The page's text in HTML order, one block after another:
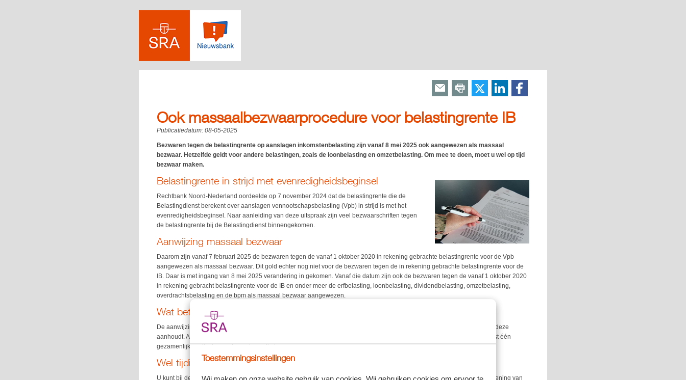
Toestemmingsinstellingen
Ook massaalbezwaarprocedure voor belastingrente IB
Publicatiedatum:08-05-2025
Bezwaren tegen de belastingrente op aanslagen inkomstenbelasting zijn vanaf 8 mei 2025 ook aangewezen als massaal
bezwaar. Hetzelfde geldt voor andere belastingen, zoals de loonbelasting en omzetbelasting. Om mee te doen, moet u wel op tijd
bezwaar maken.
Belastingrente in strijd met evenredigheidsbeginsel
Rechtbank Noord-Nederland oordeelde op 7 november 2024 dat de belastingrente die de
Belastingdienst berekent over aanslagen vennootschapsbelasting (Vpb) in strijd is met het
evenredigheidsbeginsel. Naar aanleiding van deze uitspraak zijn veel bezwaarschriften tegen
de belastingrente bij de Belastingdienst binnengekomen.
Aanwijzing massaal bezwaar
Daarom zijn vanaf 7 februari 2025 de bezwaren tegen de vanaf 1 oktober 2020 in rekening gebrachte belastingrente voor de Vpb
aangewezen als massaal bezwaar. Dit gold echter nog niet voor de bezwaren tegen de in rekening gebrachte belastingrente voor de
IB. Daar is met ingang van 8 mei 2025 verandering in gekomen. Vanaf die datum zijn ook de bezwaren tegen de vanaf 1 oktober 2020
in rekening gebracht belastingrente voor de IB en onder meer de erfbelasting, loonbelasting, dividendbelasting, omzetbelasting,
overdrachtsbelasting en de bpm als massaal bezwaar aangewezen.
Wat betekent dit?
De aanwijzing als massaal bezwaar betekent dat de Belastingdienst nu nog geen uitspraak doet op deze bezwaren, maar deze
aanhoudt. Als de diverse vragen over de belastingrente in de rechtspraak definitief zijn beantwoord, doet de Belastingdienst één
gezamenlijke collectieve uitspraak op alle bezwaren.
Wel tijdig bezwaar maken!
U kunt bij deze massaalbezwaarprocedure aansluiten. Daarvoor moet u tijdig, dat wil zeggen binnen zes weken na dagtekening van